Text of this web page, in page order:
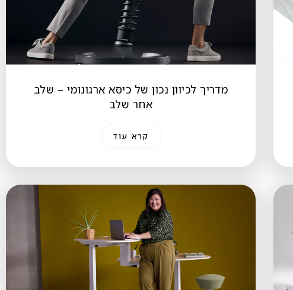
מדריך לכיוון נכון של כיסא ארגונומי – שלב
אחר שלב
קרא עוד